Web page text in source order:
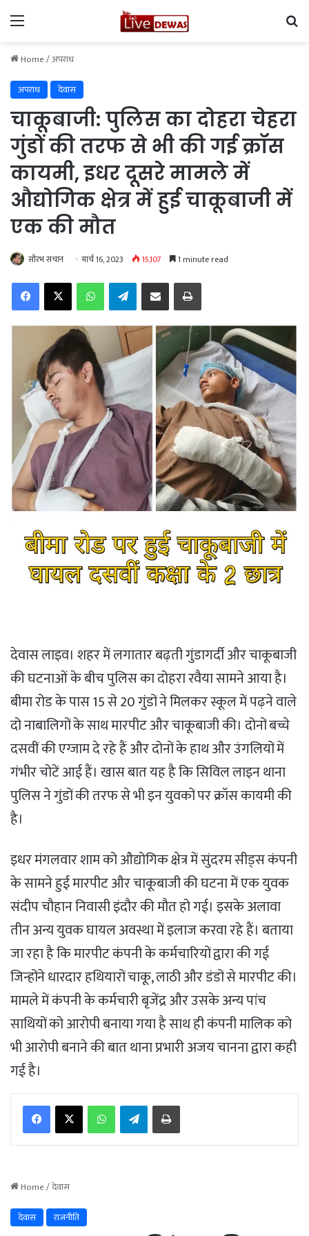
Menu
Home/अपराध
अपराध
देवास
चाकूबाजी: पुलिस का दोहरा चेहरा
गुंडों की तरफ से भी की गई क्रॉस
कायमी, इधर दूसरे मामले में
औद्योगिक क्षेत्र में हुई चाकूबाजी में
एक की मौत
सौरभ सचान मार्च 16, 2023 15,107 1 minute read
FacebookX WhatsAppTelegramShare via Email Print
देवास लाइव। शहर में लगातार बढ़ती गुंडागर्दी और चाकूबाजी
की घटनाओं के बीच पुलिस का दोहरा रवैया सामने आया है।
बीमा रोड के पास 15 से 20 गुंडों ने मिलकर स्कूल में पढ़ने वाले
दो नाबालिगों के साथ मारपीट और चाकूबाजी की। दोनों बच्चे
दसवीं की एग्जाम दे रहे हैं और दोनों के हाथ और उंगलियों में
गंभीर चोटें आई हैं। खास बात यह है कि सिविल लाइन थाना
पुलिस ने गुंडों की तरफ से भी इन युवकों पर क्रॉस कायमी की
है।
इधर मंगलवार शाम को औद्योगिक क्षेत्र में सुंदरम सीड्स कंपनी
के सामने हुई मारपीट और चाकूबाजी की घटना में एक युवक
संदीप चौहान निवासी इंदौर की मौत हो गई। इसके अलावा
तीन अन्य युवक घायल अवस्था में इलाज करवा रहे हैं। बताया
जा रहा है कि मारपीट कंपनी के कर्मचारियों द्वारा की गई
जिन्होंने धारदार हथियारों चाकू, लाठी और डंडों से मारपीट की।
मामले में कंपनी के कर्मचारी बृजेंद्र और उसके अन्य पांच
साथियों को आरोपी बनाया गया है साथ ही कंपनी मालिक को
भी आरोपी बनाने की बात थाना प्रभारी अजय चानना द्वारा कही
गई है।
WhatsAppTelegramPrint